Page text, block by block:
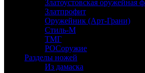
Златоустовская оружейная
Златпрофит
Оружейник (Арт-Грани)
Стиль-М
ТМГ
РОСоружие
Разделы ножей
Из дамаска